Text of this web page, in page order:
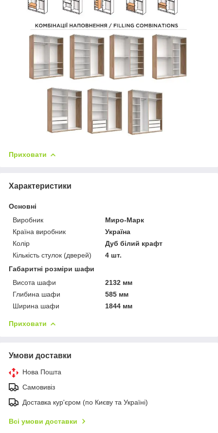
Приховати
Характеристики
Основні
Виробник
Миро-Марк
Країна виробник
Україна
Колір
Дуб білий крафт
Кількість стулок (дверей)
4 шт.
Габаритні розміри шафи
Висота шафи
2132 мм
Глибина шафи
585 мм
Ширина шафи
1844 мм
Приховати
Умови доставки
Нова Пошта
Самовивіз
Доставка кур'єром (по Києву та Україні)
Всі умови доставки